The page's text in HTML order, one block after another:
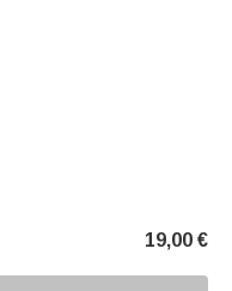
19,00 €